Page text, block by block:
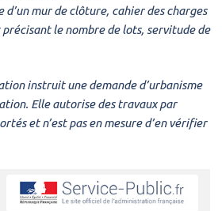
d’un mur de clôture, cahier des charges
précisant le nombre de lots, servitude de
instruit une demande d’urbanisme
Elle autorise des travaux par
et n’est pas en mesure d’en vérifier